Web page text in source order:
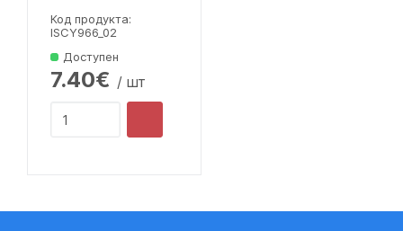
Код продукта:
lSCY966_02
Доступен
7.40€ / шт